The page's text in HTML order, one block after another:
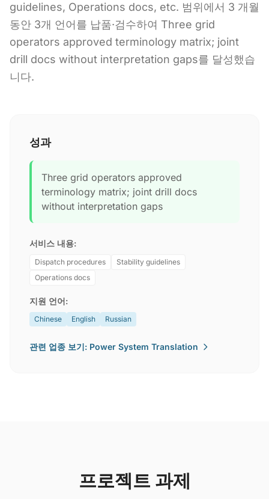
guidelines, Operations docs, etc. 범위에서 3 개월
동안 3개 언어를 납품·검수하여 Three grid
operators approved terminology matrix; joint
drill docs without interpretation gaps를 달성했습
니다.
성과
Three grid operators approved
terminology matrix; joint drill docs
without interpretation gaps
서비스 내용:
Dispatch procedures
Stability guidelines
Operations docs
지원 언어:
Chinese English Russian
관련 업종 보기: Power System Translation
프로젝트 과제